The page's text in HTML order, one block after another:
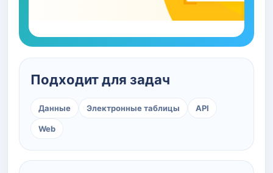
Подходит для задач
Данные Электронные таблицы API
Web